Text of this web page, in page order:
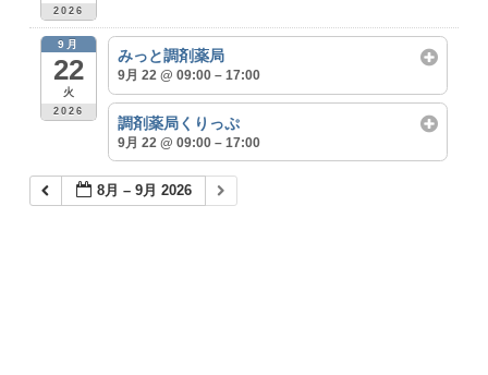
2026
9月
22
火
2026
みっと調剤薬局
9月 22 @ 09:00 – 17:00
調剤薬局くりっぷ
9月 22 @ 09:00 – 17:00
8月 – 9月 2026